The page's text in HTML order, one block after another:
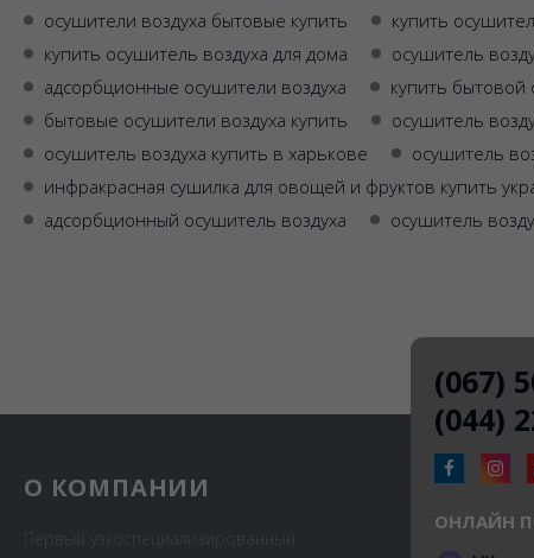
осушители воздуха бытовые купить
купить
купить осушитель воздуха для дома
осушитель
адсорбционные осушители воздуха
купить бытовой
бытовые осушители воздуха купить
осушитель
осушитель воздуха купить в харькове
осушитель
инфракрасная сушилка для овощей и фруктов купить
адсорбционный осушитель воздуха
осушитель
О КОМПАНИИ
(067)
(044)
ОНЛАЙН